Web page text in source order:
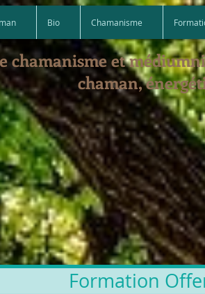
chamanisme et
chaman,
Formation
Bio Chamanisme